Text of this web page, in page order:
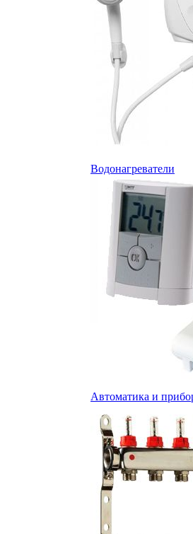
Водонагреватели
Автоматика и